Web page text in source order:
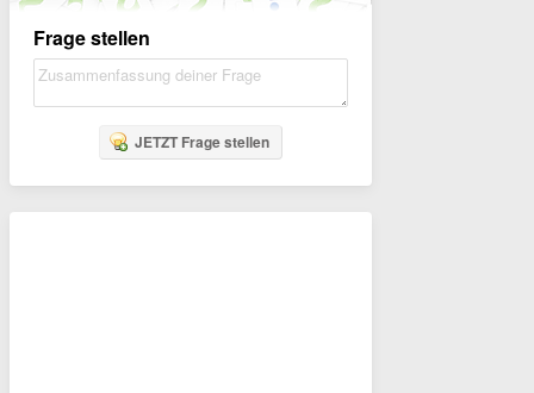
Frage stellen
JETZT Frage stellen